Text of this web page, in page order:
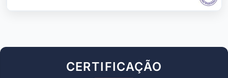
CERTIFICAÇÃO